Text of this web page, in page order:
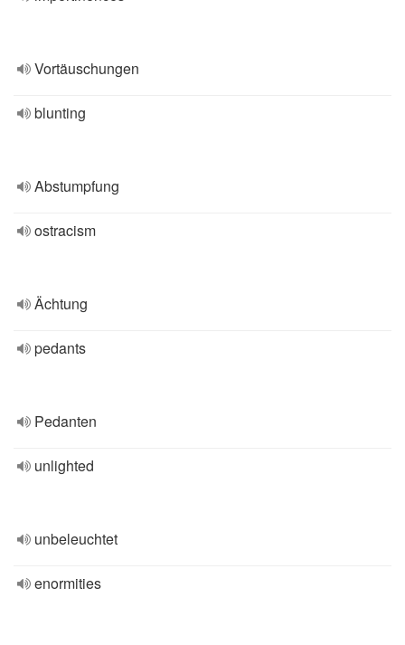
Vortäuschungen
blunting
Abstumpfung
ostracism
Ächtung
pedants
Pedanten
unlighted
unbeleuchtet
enormities